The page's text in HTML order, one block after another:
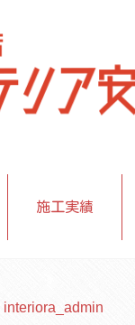
施工実績
interiora_admin